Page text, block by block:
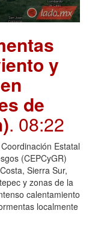
y
de
. 08:22
Estatal
(CEPCyGR)
Sierra Sur,
y zonas de la
calentamiento
localmente